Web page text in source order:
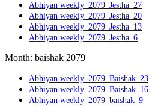
Abhiyan weekly_2079_Jestha_27
Abhiyan weekly_2079_Jestha_20
Abhiyan weekly_2079_Jestha_13
Abhiyan weekly_2079_Jestha_6
Month: baishak 2079
Abhiyan weekly_2079_Baishak_23
Abhiyan weekly_2079_Baishak_16
Abhiyan weekly_2079_baishak_9